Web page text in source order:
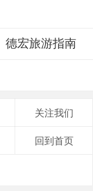
德宏旅游指南
关注我们
回到首页